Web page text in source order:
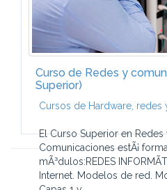
Curso de Redes y
Superior)
Cursos de Hardware, redes
El Curso Superior en Redes
Comunicaciones estÃ¡
mÃ³dulos:REDES
Internet. Modelos de red.